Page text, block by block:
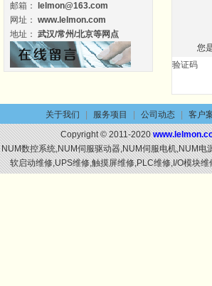
您
验证码
邮箱：
lelmon@163.com
网址： www.lelmon.com
地址： 武汉/常州/北京等网点
关于我们 服务项目 公司动态 客户
Copyright © 2011-2020
NUM数控系统,NUM伺服驱动器,NUM伺服电机,NUM
软启动维修,UPS维修,触摸屏维修,PLC维修,I/O模块